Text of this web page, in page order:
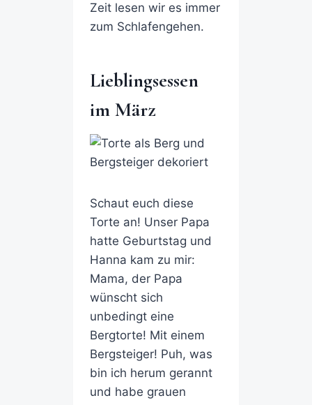
Zeit lesen wir es immer
zum Schlafengehen.
Lieblingsessen
im März
Schaut euch diese
Torte an! Unser Papa
hatte Geburtstag und
Hanna kam zu mir:
Mama, der Papa
wünscht sich
unbedingt eine
Bergtorte! Mit einem
Bergsteiger! Puh, was
bin ich herum gerannt
und habe grauen